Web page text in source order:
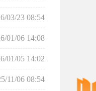
03/23 08:54
01/06 14:08
01/05 14:02
11/06 08:54